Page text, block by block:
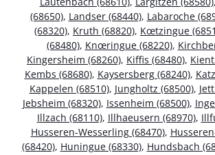
(68650), Landser (68440), Labaroche
(68320), Kruth (68820), Kœtzingue
(68480), Knœringue (68220),
Kingersheim (68260), Kiffis (68480),
Kembs (68680), Kaysersberg (68240),
Kappelen (68510), Jungholtz (68500),
Jebsheim (68320), Issenheim (68500),
Illzach (68110), Illhaeusern (68970),
Husseren-Wesserling (68470),
(68420), Huningue (68330), Hundsbach